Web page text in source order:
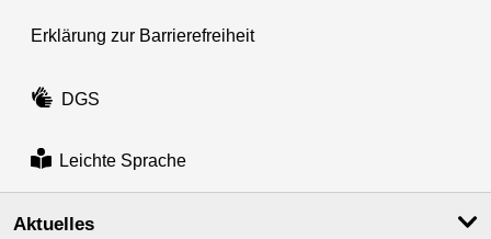
Erklärung zur Barrierefreiheit
DGS
Leichte Sprache
Aktuelles